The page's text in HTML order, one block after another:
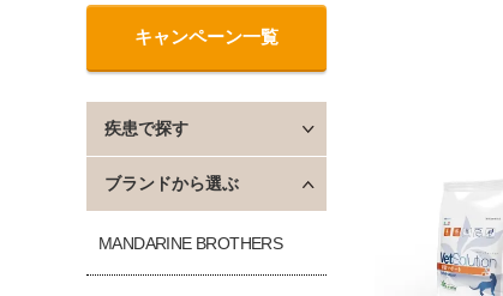
キャンペーン一覧
疾患で探す
ブランドから選ぶ
MANDARINE BROTHERS